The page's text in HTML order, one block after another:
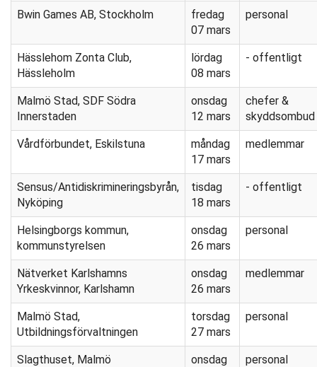
Bwin Games AB, Stockholm
fredag
07 mars
personal
Hässlehom Zonta Club,
Hässleholm
lördag
08 mars
- offentligt
Malmö Stad, SDF Södra
Innerstaden
onsdag
12 mars
chefer &
skyddsombud
Vårdförbundet, Eskilstuna
måndag
17 mars
medlemmar
Sensus/Antidiskrimineringsbyrån,
Nyköping
tisdag
18 mars
- offentligt
Helsingborgs kommun,
kommunstyrelsen
onsdag
26 mars
personal
Nätverket Karlshamns
Yrkeskvinnor, Karlshamn
onsdag
26 mars
medlemmar
Malmö Stad,
Utbildningsförvaltningen
torsdag
27 mars
personal
Slagthuset, Malmö
onsdag
personal